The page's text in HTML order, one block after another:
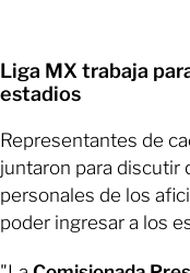
Liga MX trabaja
estadios
Representantes de
juntaron para discutir
personales de los
poder ingresar a los